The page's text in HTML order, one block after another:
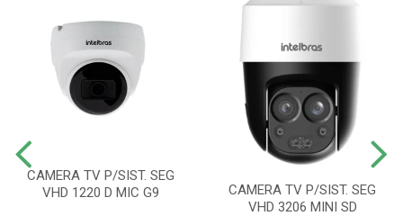
CAMERA TV P/SIST. SEG
VHD 1220 D MIC G9
CAMERA TV P/SIST. SEG
VHD 3206 MINI SD